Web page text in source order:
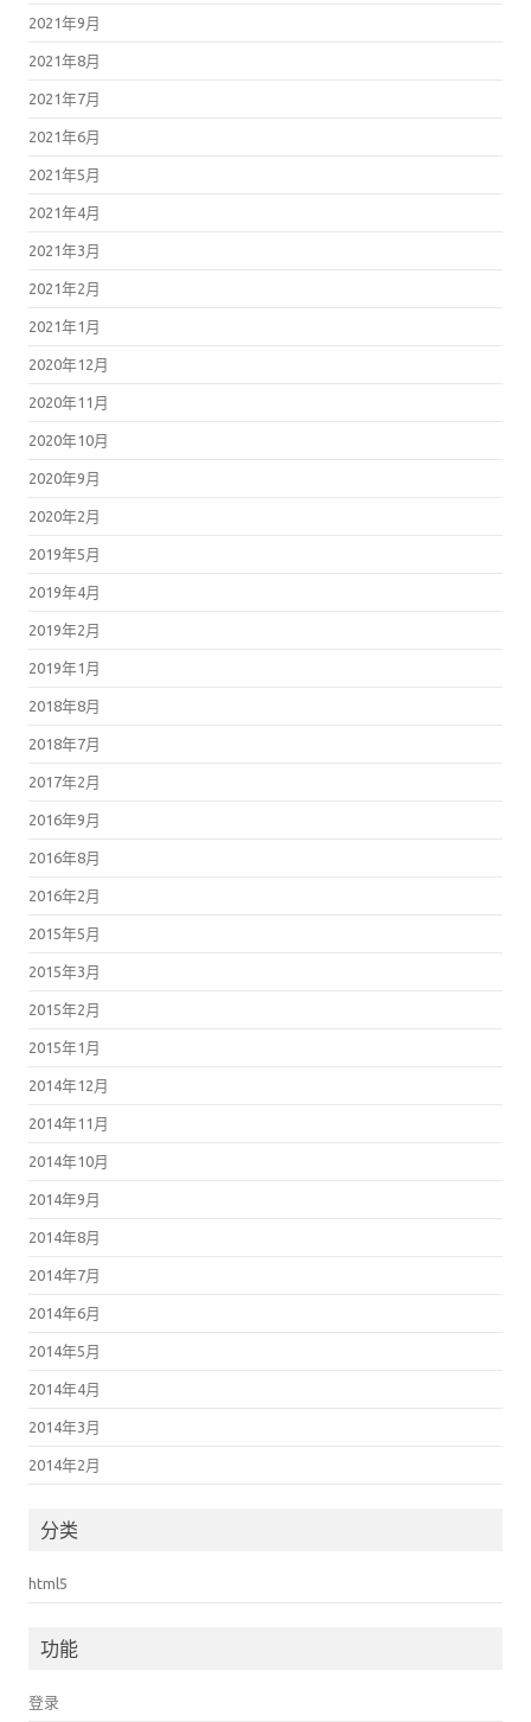
2021年9月
2021年8月
2021年7月
2021年6月
2021年5月
2021年4月
2021年3月
2021年2月
2021年1月
2020年12月
2020年11月
2020年10月
2020年9月
2020年2月
2019年5月
2019年4月
2019年2月
2019年1月
2018年8月
2018年7月
2017年2月
2016年9月
2016年8月
2016年2月
2015年5月
2015年3月
2015年2月
2015年1月
2014年12月
2014年11月
2014年10月
2014年9月
2014年8月
2014年7月
2014年6月
2014年5月
2014年4月
2014年3月
2014年2月
分类
html5
功能
登录